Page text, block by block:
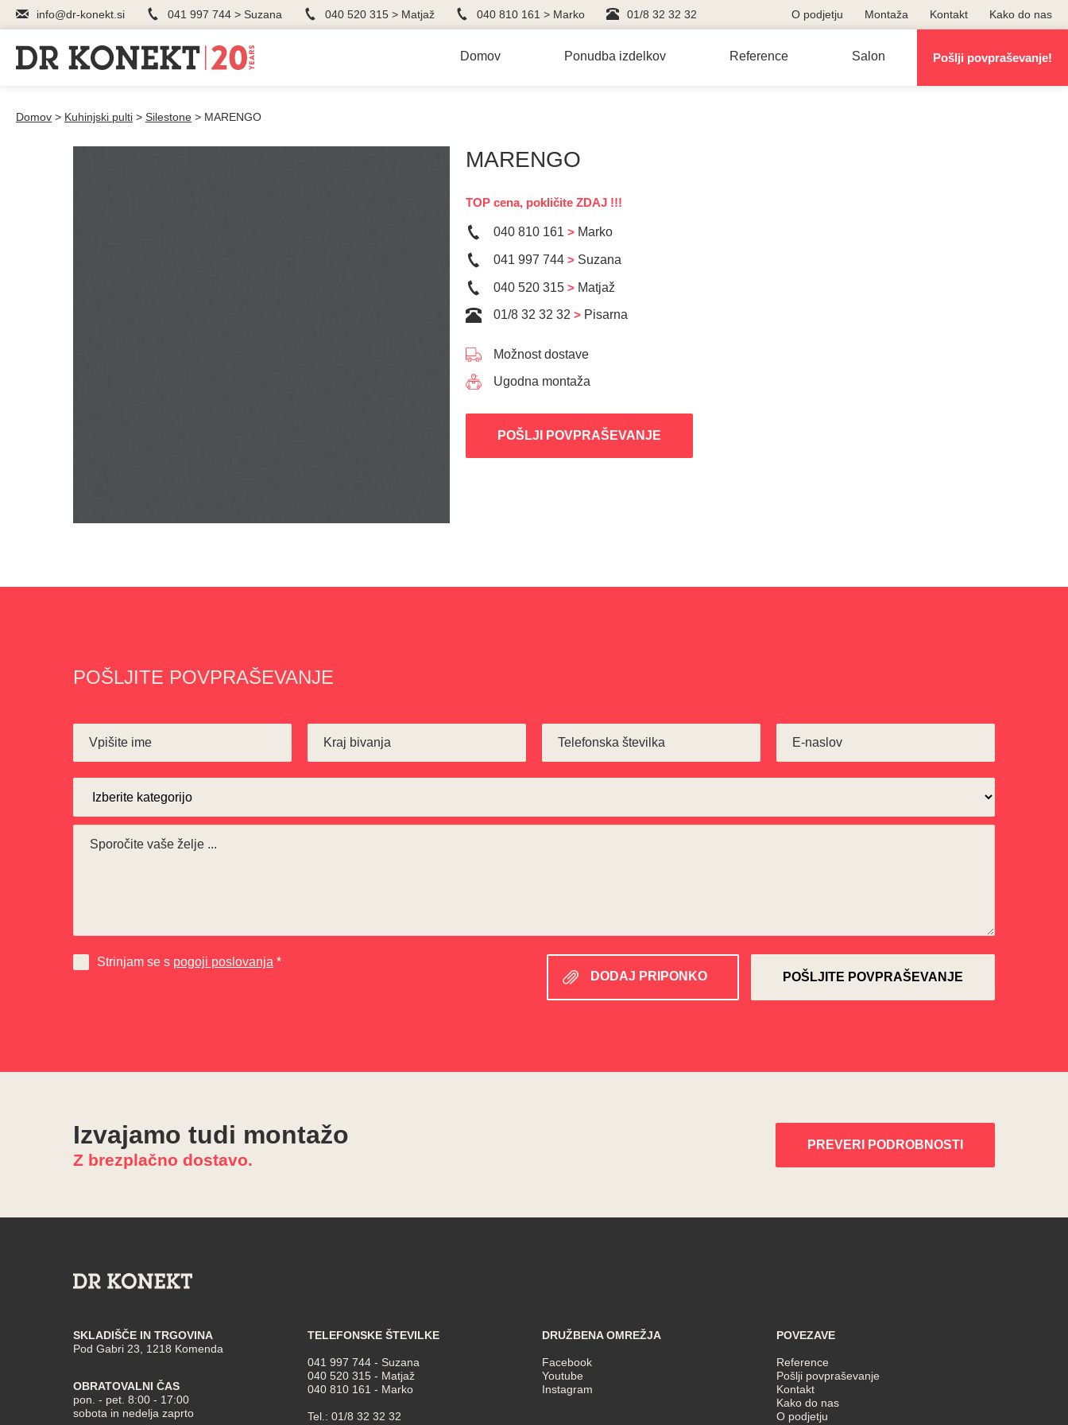
info@dr-konekt.si 041 997 744 > Suzana 040 520 315 > Matjaž 040 810 161 > Marko 01/8 32 32 32 O podjetju Montaža Kontakt Kako do nas
Domov Ponudba izdelkov Reference Salon Pošlji povpraševanje!
Domov > Kuhinjski pulti > Silestone > MARENGO
MARENGO
TOP cena, pokličite ZDAJ !!!
040 810 161 > Marko
041 997 744 > Suzana
040 520 315 > Matjaž
01/8 32 32 32 > Pisarna
Možnost dostave
Ugodna montaža
POŠLJI POVPRAŠEVANJE
POŠLJITE POVPRAŠEVANJE
Strinjam se s pogoji poslovanja *
DODAJ PRIPONKO
Izvajamo tudi montažo
Z brezplačno dostavo.
PREVERI PODROBNOSTI
SKLADIŠČE IN TRGOVINA
Pod Gabri 23, 1218 Komenda
OBRATOVALNI ČAS
pon. - pet. 8:00 - 17:00
sobota in nedelja zaprto
TELEFONSKE ŠTEVILKE
041 997 744 - Suzana
040 520 315 - Matjaž
040 810 161 - Marko
Tel.: 01/8 32 32 32
DRUŽBENA OMREŽJA
Facebook
Youtube
Instagram
POVEZAVE
Reference
Pošlji povpraševanje
Kontakt
Kako do nas
O podjetju